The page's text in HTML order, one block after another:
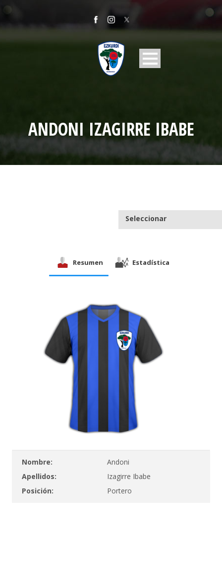
ANDONI IZAGIRRE IBABE
Seleccionar
Resumen Estadística
Nombre:
Andoni
Apellidos:
Izagirre Ibabe
Posición:
Portero